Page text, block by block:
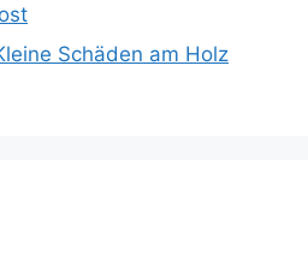
Schäden am Holz